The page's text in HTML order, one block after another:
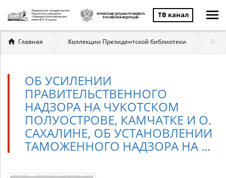
ТВ канал
Вы
здесь
Главная Коллекции Президентской библиотеки
ОБ УСИЛЕНИИ
ПРАВИТЕЛЬСТВЕННОГО
НАДЗОРА НА ЧУКОТСКОМ
ПОЛУОСТРОВЕ, КАМЧАТКЕ И О.
САХАЛИНЕ, ОБ УСТАНОВЛЕНИИ
ТАМОЖЕННОГО НАДЗОРА НА ...